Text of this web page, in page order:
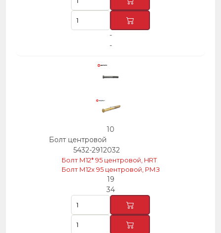
-
-
10
Болт центровой
5432-2912032
Болт М12* 95 центровой, HRT
Болт М12х 95 центровой, РМЗ
19
34